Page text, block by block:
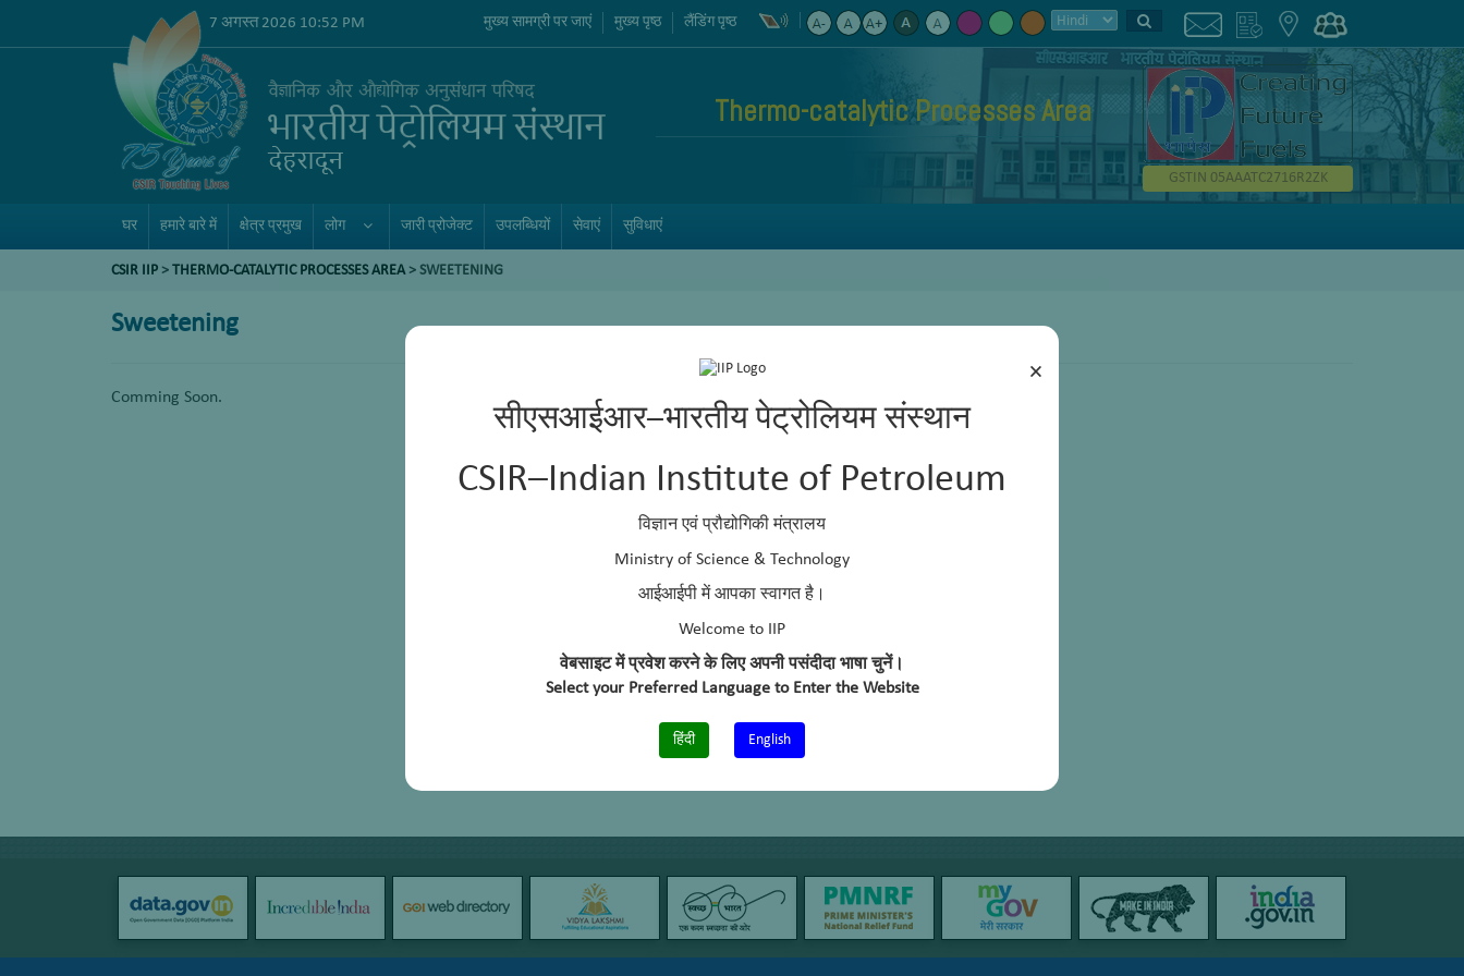
×
सीएसआईआर–भारतीय पेट्रोलियम संस्थान
CSIR–Indian Institute of Petroleum
विज्ञान एवं प्रौद्योगिकी मंत्रालय
Ministry of Science & Technology
आईआईपी में आपका स्वागत है।
Welcome to IIP
वेबसाइट में प्रवेश करने के लिए अपनी पसंदीदा भाषा चुनें।
Select your Preferred Language to Enter the Website
हिंदी English
7 अगस्त 2026 10:52 PM मुख्य सामग्री पर जाएं मुख्य पृष्ठ लैंडिंग पृष्ठ
Thermo-catalytic Processes Area
GSTIN 05AAATC2716R2ZK
घर हमारे बारे में क्षेत्र प्रमुख लोग जारी प्रोजेक्ट उपलब्धियों सेवाएं सुविधाएं
CSIR IIP > THERMO-CATALYTIC PROCESSES AREA> SWEETENING
Sweetening
Comming Soon.